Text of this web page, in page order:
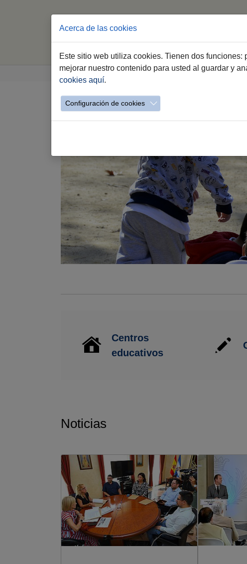
Jerez.es Webs Municipales Educación
Centros
educativos
Noticias
Acerca de las cookies
Este sitio web utiliza cookies. Tienen dos
mejorar nuestro contenido para usted al guardar y
cookies aquí.
Configuración de cookies